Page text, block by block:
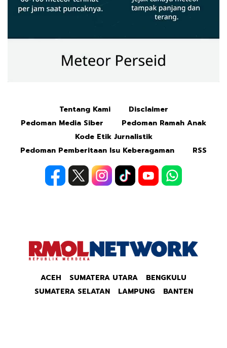
Tentang Kami
Disclaimer
Pedoman Media Siber
Pedoman Ramah Anak
Kode Etik Jurnalistik
Pedoman Pemberitaan Isu Keberagaman
RSS
ACEH SUMATERA UTARA
BENGKULU
SUMATERA SELATAN
LAMPUNG
BANTEN